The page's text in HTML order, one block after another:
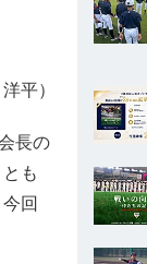
平）
長の
も
回